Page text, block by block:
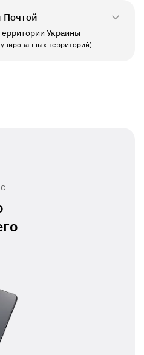
Почтой
Украины
территорий)